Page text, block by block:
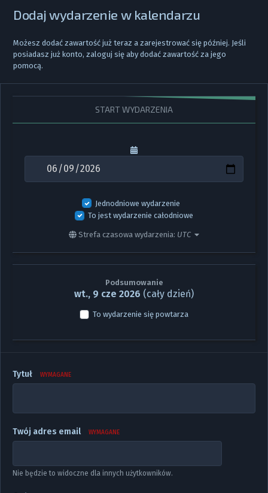
Dodaj wydarzenie w kalendarzu
Możesz dodać zawartość już teraz a zarejestrować się później. Jeśli
posiadasz już konto, zaloguj się aby dodać zawartość za jego
pomocą.
START WYDARZENIA
Jednodniowe wydarzenie
To jest wydarzenie całodniowe
Strefa czasowa wydarzenia: UTC
Podsumowanie
wt., 9 cze 2026 (cały dzień)
To wydarzenie się powtarza
Tytuł WYMAGANE
Twój adres email WYMAGANE
Nie będzie to widoczne dla innych użytkowników.